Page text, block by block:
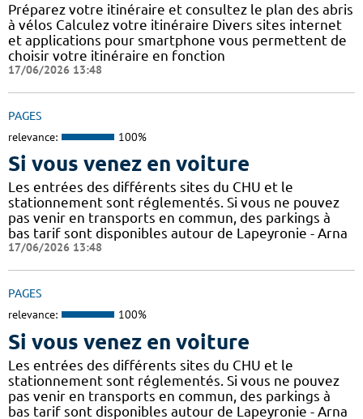
Préparez votre itinéraire et consultez le plan des abris
à vélos Calculez votre itinéraire Divers sites internet
et applications pour smartphone vous permettent de
choisir votre itinéraire en fonction
17/06/2026 13:48
PAGES
relevance: 100%
Si vous venez en voiture
Les entrées des différents sites du CHU et le
stationnement sont réglementés. Si vous ne pouvez
pas venir en transports en commun, des parkings à
bas tarif sont disponibles autour de Lapeyronie - Arna
17/06/2026 13:48
PAGES
relevance: 100%
Si vous venez en voiture
Les entrées des différents sites du CHU et le
stationnement sont réglementés. Si vous ne pouvez
pas venir en transports en commun, des parkings à
bas tarif sont disponibles autour de Lapeyronie - Arna